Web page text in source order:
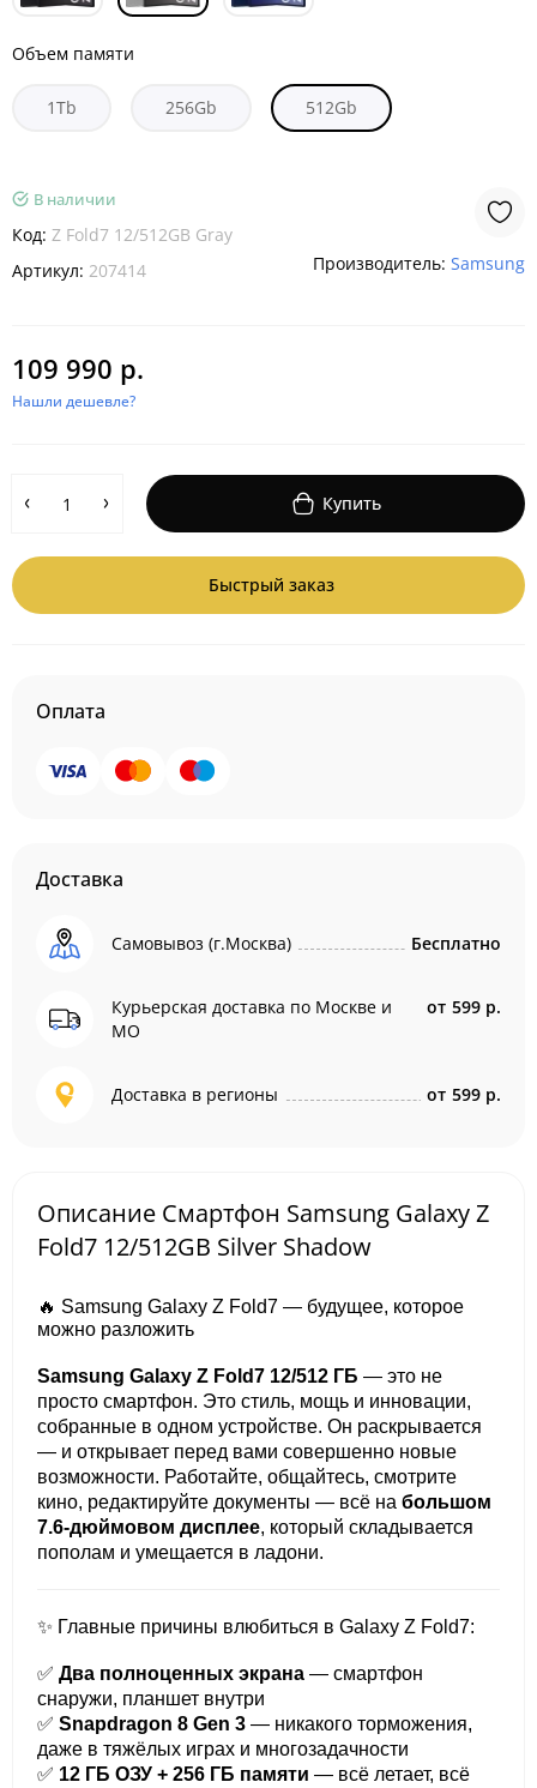
Объем памяти
1Tb 256Gb 512Gb
В наличии
Код: Z Fold7 12/512GB Gray
Артикул: 207414 Производитель: Samsung
109 990 р.
Нашли дешевле?
Купить
Быстрый заказ
Оплата
Доставка
Самовывоз (г.Москва) Бесплатно
Курьерская доставка по Москве и
МО
от 599 р.
Доставка в регионы от 599 р.
Описание Смартфон Samsung Galaxy Z
Fold7 12/512GB Silver Shadow
🔥 Samsung Galaxy Z Fold7 — будущее, которое
можно разложить
Samsung Galaxy Z Fold7 12/512 ГБ — это не
просто смартфон. Это стиль, мощь и инновации,
собранные в одном устройстве. Он раскрывается
— и открывает перед вами совершенно новые
возможности. Работайте, общайтесь, смотрите
кино, редактируйте документы — всё на большом
7.6-дюймовом дисплее, который складывается
пополам и умещается в ладони.
✨ Главные причины влюбиться в Galaxy Z Fold7:
✅ Два полноценных экрана — смартфон
снаружи, планшет внутри
✅ Snapdragon 8 Gen 3 — никакого торможения,
даже в тяжёлых играх и многозадачности
✅ 12 ГБ ОЗУ + 256 ГБ памяти — всё летает, всё